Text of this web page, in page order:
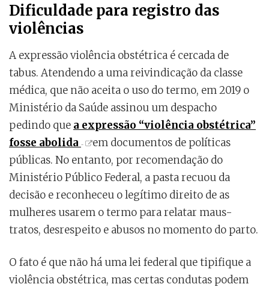
Dificuldade para registro das
violências
A expressão violência obstétrica é cercada de
tabus. Atendendo a uma reivindicação da classe
médica, que não aceita o uso do termo, em 2019 o
Ministério da Saúde assinou um despacho
pedindo que a expressão “violência obstétrica”
fosse abolida
em documentos de políticas
públicas. No entanto, por recomendação do
Ministério Público Federal, a pasta recuou da
decisão e reconheceu o legítimo direito de as
mulheres usarem o termo para relatar maus-
tratos, desrespeito e abusos no momento do parto.
O fato é que não há uma lei federal que tipifique a
violência obstétrica, mas certas condutas podem